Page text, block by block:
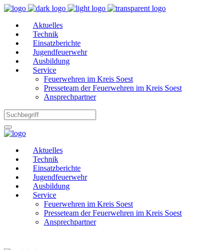
Aktuelles
Technik
Einsatzberichte
Jugendfeuerwehr
Ausbildung
Service
Feuerwehren im Kreis Soest
Presseteam der Feuerwehren im Kreis Soest
Ansprechpartner
Aktuelles
Technik
Einsatzberichte
Jugendfeuerwehr
Ausbildung
Service
Feuerwehren im Kreis Soest
Presseteam der Feuerwehren im Kreis Soest
Ansprechpartner